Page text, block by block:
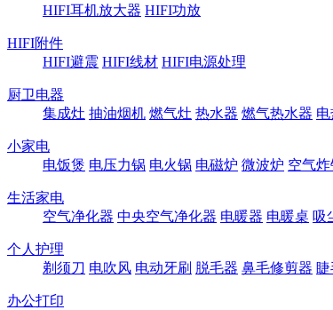
HIFI耳机放大器 HIFI功放
HIFI附件
HIFI避震 HIFI线材 HIFI电源处理
厨卫电器
集成灶 抽油烟机 燃气灶 热水器 燃气热水器
小家电
电饭煲 电压力锅 电火锅 电磁炉 微波炉 空气
生活家电
空气净化器 中央空气净化器 电暖器 电暖桌 吸
个人护理
剃须刀 电吹风 电动牙刷 脱毛器 鼻毛修剪器
办公打印